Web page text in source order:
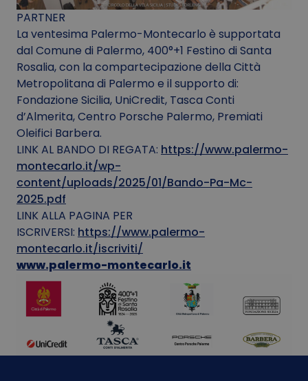
PARTNER
La ventesima Palermo-Montecarlo è supportata
dal Comune di Palermo, 400°+1 Festino di Santa
Rosalia, con la compartecipazione della Città
Metropolitana di Palermo e il supporto di:
Fondazione Sicilia, UniCredit, Tasca Conti
d’Almerita, Centro Porsche Palermo, Premiati
Oleifici Barbera.
LINK AL BANDO DI REGATA: https://www.palermo-
montecarlo.it/wp-
content/uploads/2025/01/Bando-Pa-Mc-
2025.pdf
LINK ALLA PAGINA PER
ISCRIVERSI: https://www.palermo-
montecarlo.it/iscriviti/
www.palermo-montecarlo.it